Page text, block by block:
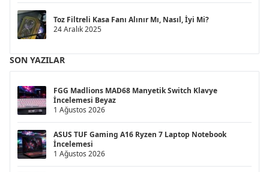
Toz Filtreli Kasa Fanı Alınır Mı, Nasıl, İyi Mi?
24 Aralık 2025
SON YAZILAR
FGG Madlions MAD68 Manyetik Switch Klavye
İncelemesi Beyaz
1 Ağustos 2026
ASUS TUF Gaming A16 Ryzen 7 Laptop Notebook
İncelemesi
1 Ağustos 2026